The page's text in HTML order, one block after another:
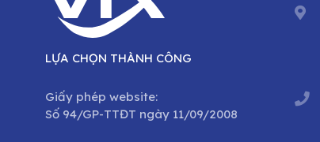
LỰA CHỌN THÀNH CÔNG
Giấy phép website:
Số 94/GP-TTĐT ngày 11/09/2008